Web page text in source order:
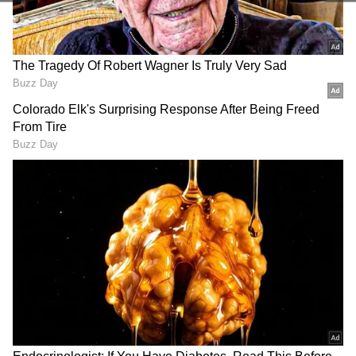
India T20I Squad: இந்திய
டி20 அணியில்
இடம்பிடித்த வைபவ்
சூர்யகுமார், ஹர்திக்
நீக்கம்! அட! புது கேப்டன்
இவரா?
KS Bharat Retirement:
இந்திய அணியில் இனி
இடமில்லை; 32 வயதில்
திடீர் ஓய்வை அறிவித்த
விக்கெட் கீப்பர்!